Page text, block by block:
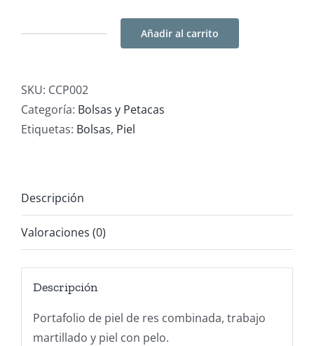
pelo
Añadir al carrito
SKU: CCP002
Categoría: Bolsas y Petacas
Etiquetas: Bolsas, Piel
Descripción
Valoraciones (0)
Descripción
Portafolio de piel de res combinada, trabajo
martillado y piel con pelo.